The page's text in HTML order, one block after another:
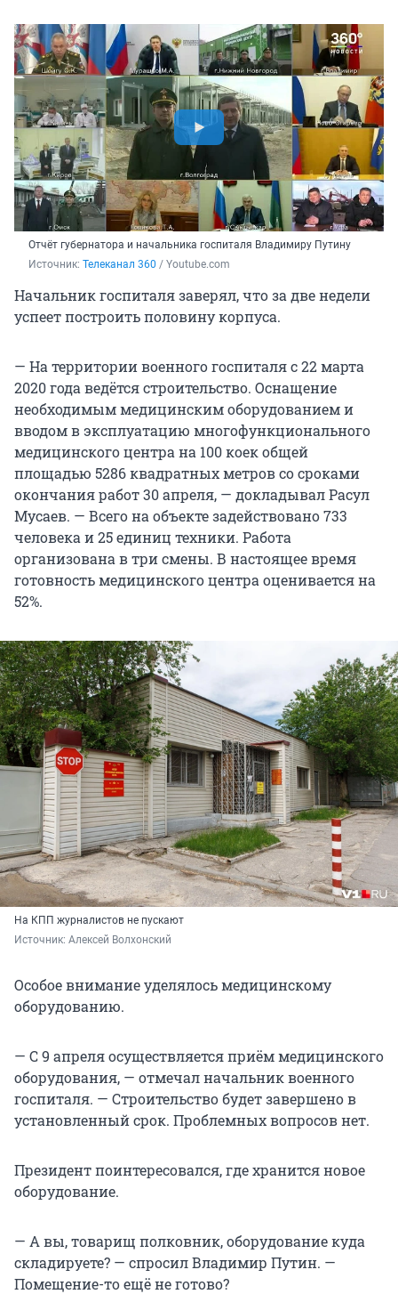
Отчёт губернатора и начальника госпиталя Владимиру Путину
Источник: Телеканал 360 / Youtube.com
Начальник госпиталя заверял, что за две недели
успеет построить половину корпуса.
— На территории военного госпиталя с 22 марта
2020 года ведётся строительство. Оснащение
необходимым медицинским оборудованием и
вводом в эксплуатацию многофункционального
медицинского центра на 100 коек общей
площадью 5286 квадратных метров со сроками
окончания работ 30 апреля, — докладывал Расул
Мусаев. — Всего на объекте задействовано 733
человека и 25 единиц техники. Работа
организована в три смены. В настоящее время
готовность медицинского центра оценивается на
52%.
На КПП журналистов не пускают
Источник: Алексей Волхонский
Особое внимание уделялось медицинскому
оборудованию.
— С 9 апреля осуществляется приём медицинского
оборудования, — отмечал начальник военного
госпиталя. — Строительство будет завершено в
установленный срок. Проблемных вопросов нет.
Президент поинтересовался, где хранится новое
оборудование.
— А вы, товарищ полковник, оборудование куда
складируете? — спросил Владимир Путин. —
Помещение-то ещё не готово?